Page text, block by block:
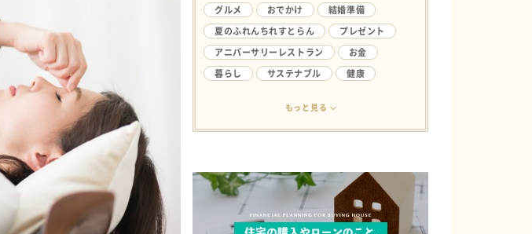
グルメ おでかけ
結婚準備
夏のふれんちれすとらん
プレゼント
アニバーサリーレストラン
お金
暮らし
サステナブル
健康
もっと見る